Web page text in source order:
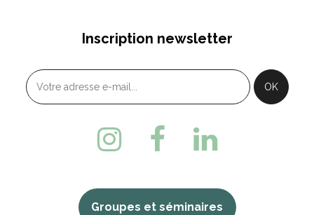
Inscription newsletter
Groupes et séminaires